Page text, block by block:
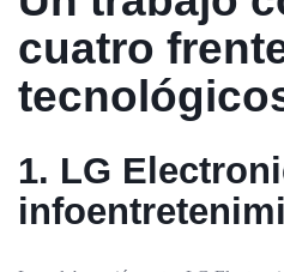
cuatro
1. LG